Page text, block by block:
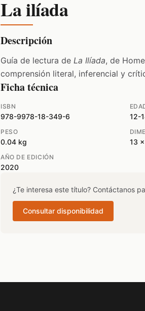
La ilíada
Descripción
Guía de lectura de La Ilíada, de
comprensión literal, inferencial y
Ficha técnica
ISBN
978-9978-18-349-6 12-
PESO
0.04 kg 13
AÑO DE EDICIÓN
2020
¿Te interesa este título? Contáctanos
Consultar disponibilidad